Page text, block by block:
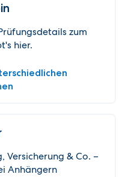
zum
hier.
Versicherung & Co. –
Anhängern